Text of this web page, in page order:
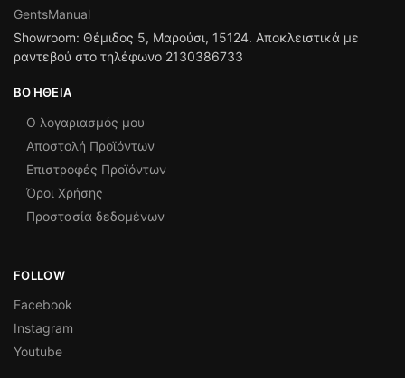
GentsManual
Showroom: Θέμιδος 5, Μαρούσι, 15124. Αποκλειστικά με
ραντεβού στο τηλέφωνο 2130386733
ΒΟΉΘΕΙΑ
Ο λογαριασμός μου
Αποστολή Προϊόντων
Επιστροφές Προϊόντων
Όροι Χρήσης
Προστασία δεδομένων
FOLLOW
Facebook
Instagram
Youtube